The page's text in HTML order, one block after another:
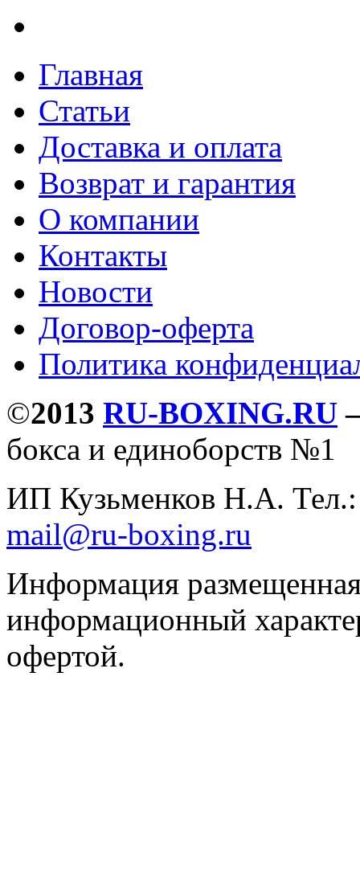
Главная
Статьи
Доставка и оплата
Возврат и гарантия
О компании
Контакты
Новости
Договор-оферта
Политика
©2013 RU-BOXING.RU
бокса и единоборств №1
ИП Кузьменков Н.А.
mail@ru-boxing.ru
Информация
информационный
офертой.